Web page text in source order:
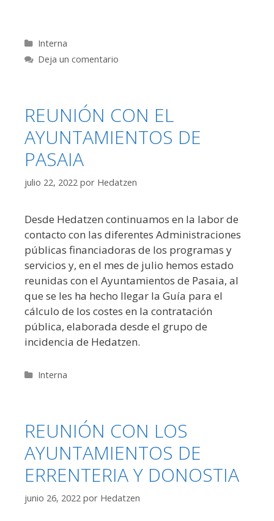
Categorías
Interna
Deja un comentario
REUNIÓN CON EL
AYUNTAMIENTOS DE
PASAIA
julio 22, 2022 por Hedatzen
Desde Hedatzen continuamos en la labor de
contacto con las diferentes Administraciones
públicas financiadoras de los programas y
servicios y, en el mes de julio hemos estado
reunidas con el Ayuntamientos de Pasaia, al
que se les ha hecho llegar la Guía para el
cálculo de los costes en la contratación
pública, elaborada desde el grupo de
incidencia de Hedatzen.
Categorías
Interna
REUNIÓN CON LOS
AYUNTAMIENTOS DE
ERRENTERIA Y DONOSTIA
junio 26, 2022 por Hedatzen